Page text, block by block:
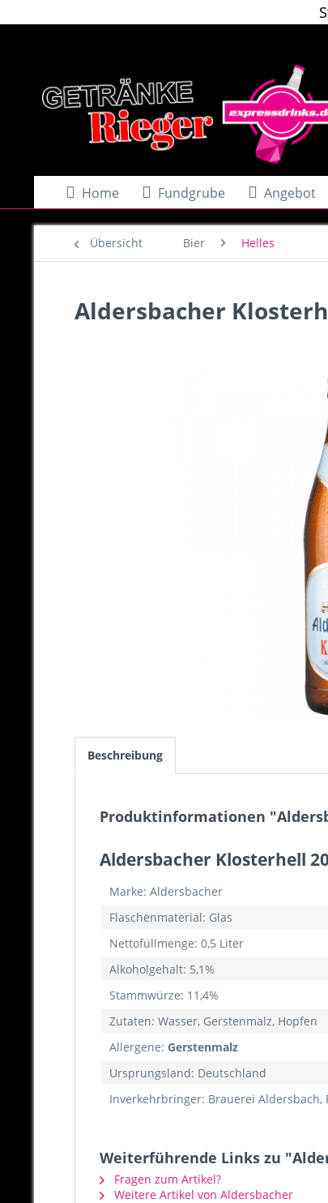
Home Fundgrube Angebot
Übersicht Bier Helles
Aldersbacher
Beschreibung
Produktinformationen
Aldersbacher Klosterhell
Marke: Aldersbacher
Flaschenmaterial: Glas
Nettofüllmenge: 0,5 Liter
Alkoholgehalt: 5,1%
Stammwürze: 11,4%
Zutaten: Wasser, Gerstenmalz, Hopfen
Allergene: Gerstenmalz
Ursprungsland: Deutschland
Inverkehrbringer: Brauerei Aldersbach,
Weiterführende Links zu
Fragen zum Artikel?
Weitere Artikel von Aldersbacher